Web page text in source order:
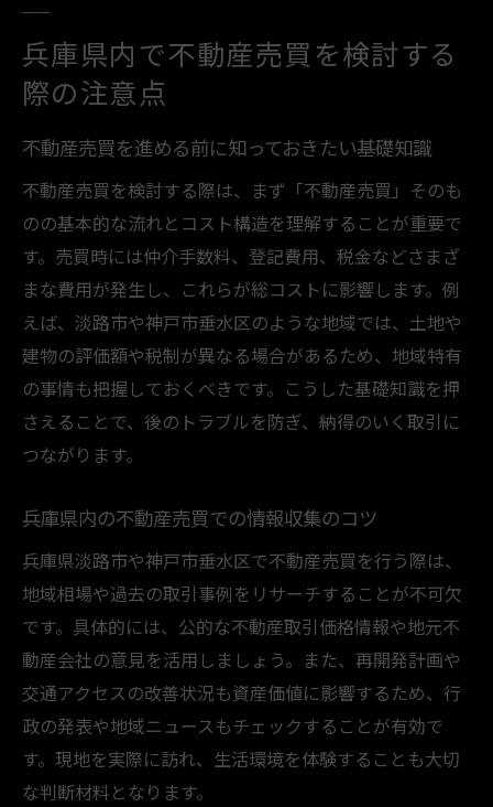
兵庫県内で不動産売買を検討する
際の注意点
不動産売買を進める前に知っておきたい基礎知識
不動産売買を検討する際は、まず「不動産売買」そのも
のの基本的な流れとコスト構造を理解することが重要で
す。売買時には仲介手数料、登記費用、税金などさまざ
まな費用が発生し、これらが総コストに影響します。例
えば、淡路市や神戸市垂水区のような地域では、土地や
建物の評価額や税制が異なる場合があるため、地域特有
の事情も把握しておくべきです。こうした基礎知識を押
さえることで、後のトラブルを防ぎ、納得のいく取引に
つながります。
兵庫県内の不動産売買での情報収集のコツ
兵庫県淡路市や神戸市垂水区で不動産売買を行う際は、
地域相場や過去の取引事例をリサーチすることが不可欠
です。具体的には、公的な不動産取引価格情報や地元不
動産会社の意見を活用しましょう。また、再開発計画や
交通アクセスの改善状況も資産価値に影響するため、行
政の発表や地域ニュースもチェックすることが有効で
す。現地を実際に訪れ、生活環境を体験することも大切
な判断材料となります。